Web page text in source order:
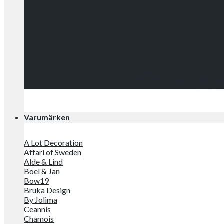
Varumärken
A Lot Decoration
Affari of Sweden
Alde & Lind
Boel & Jan
Bow19
Bruka Design
By Jolima
Ceannis
Chamois